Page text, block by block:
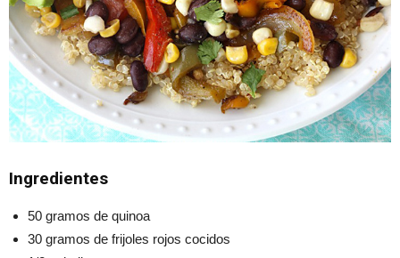
Ingredientes
50 gramos de quinoa
30 gramos de frijoles rojos cocidos